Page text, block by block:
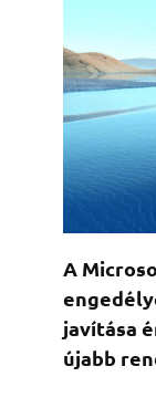
A
javítása
újabb